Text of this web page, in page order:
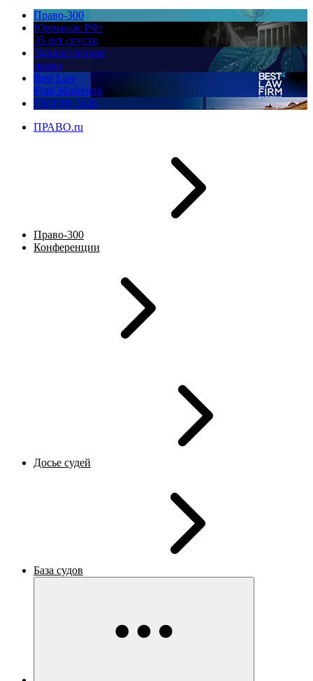
Право-300
Юррынок РФ:
35 лет спустя
Экологическое
право
Best Law
Firm Marketing
ПМЮФ 2026
ПРАВО.ru
Право-300
Конференции
Досье судей
База судов